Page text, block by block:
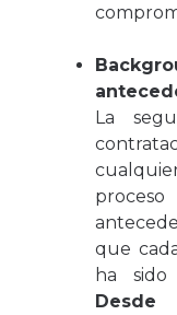
La
que
ha sido